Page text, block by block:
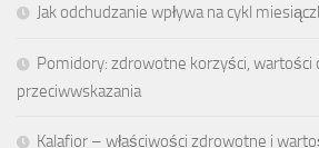
Jak odchudzanie wpływa na cykl
Pomidory: zdrowotne korzyści, wartości
przeciwwskazania
Kalafior – właściwości zdrowotne i